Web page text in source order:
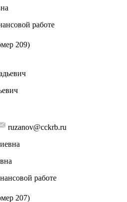
работе
209)
ruzanov@cckrb.ru
работе
207)